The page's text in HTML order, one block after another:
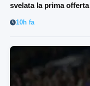
svelata la prima offerta
10h fa